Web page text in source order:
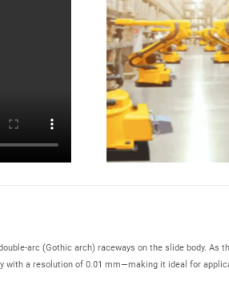
arc (Gothic arch) raceways on the slide body. As
a resolution of 0.01 mm—making it ideal for